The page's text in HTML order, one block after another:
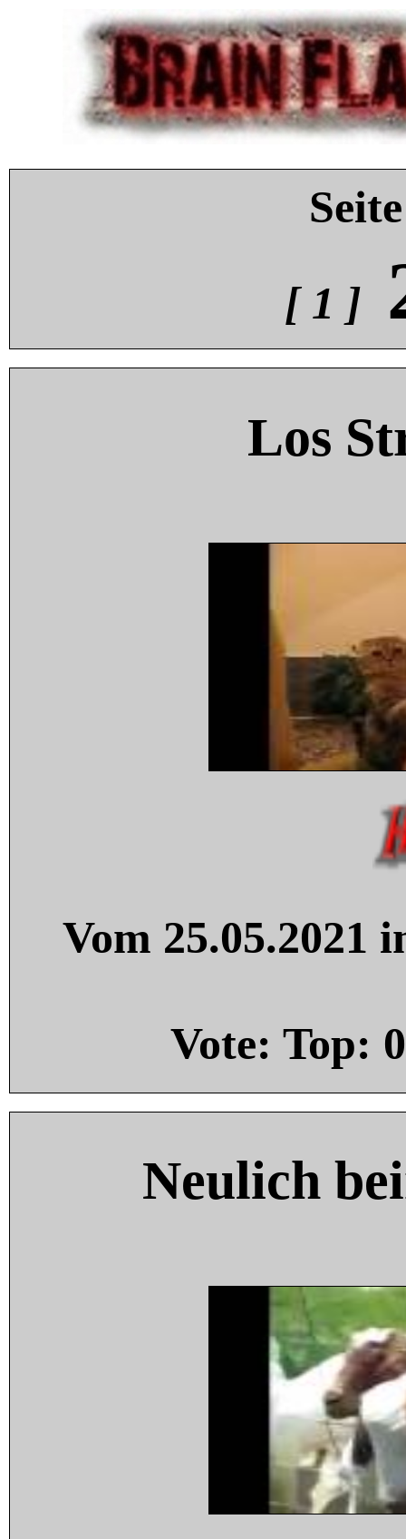
[ 1 ]
Los
Vom 25.05.2021
Vote: Top: 0
Neulich